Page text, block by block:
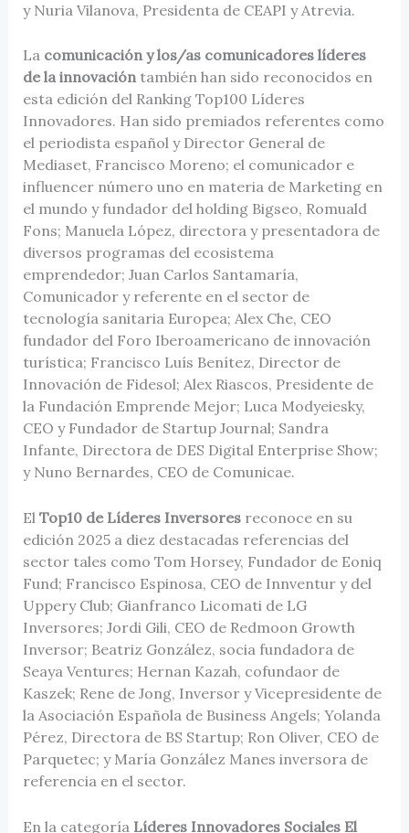
y Nuria Vilanova, Presidenta de CEAPI y Atrevia.
La comunicación y los/as comunicadores líderes
de la innovacióntambién han sido reconocidos en
esta edición del Ranking Top100 Líderes
Innovadores. Han sido premiados referentes como
el periodista español y Director General de
Mediaset, Francisco Moreno; el comunicador e
influencer número uno en materia de Marketing en
el mundo y fundador del holding Bigseo, Romuald
Fons; Manuela López, directora y presentadora de
diversos programas del ecosistema
emprendedor; Juan Carlos Santamaría,
Comunicador y referente en el sector de
tecnología sanitaria Europea; Alex Che, CEO
fundador del Foro Iberoamericano de innovación
turística; Francisco Luís Benítez, Director de
Innovación de Fidesol; Alex Riascos, Presidente de
la Fundación Emprende Mejor; Luca Modyeiesky,
CEO y Fundador de Startup Journal; Sandra
Infante, Directora de DES Digital Enterprise Show;
y Nuno Bernardes, CEO de Comunicae.
El Top10 de Líderes Inversoresreconoce en su
edición 2025 a diez destacadas referencias del
sector tales como Tom Horsey, Fundador de Eoniq
Fund; Francisco Espinosa, CEO de Innventur y del
Uppery Club; Gianfranco Licomati de LG
Inversores; Jordi Gili, CEO de Redmoon Growth
Inversor; Beatriz González, socia fundadora de
Seaya Ventures; Hernan Kazah, cofundaor de
Kaszek; Rene de Jong, Inversor y Vicepresidente de
la Asociación Española de Business Angels; Yolanda
Pérez, Directora de BS Startup; Ron Oliver, CEO de
Parquetec; y María González Manes inversora de
referencia en el sector.
En la categoría Líderes Innovadores Sociales El